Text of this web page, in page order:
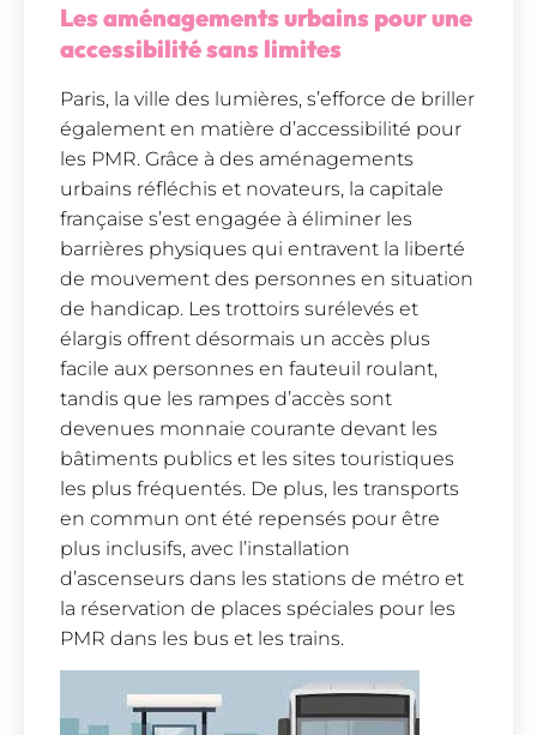
Les aménagements urbains pour une
accessibilité sans limites
Paris, la ville des lumières, s’efforce de briller
également en matière d’accessibilité pour
les PMR. Grâce à des aménagements
urbains réfléchis et novateurs, la capitale
française s’est engagée à éliminer les
barrières physiques qui entravent la liberté
de mouvement des personnes en situation
de handicap. Les trottoirs surélevés et
élargis offrent désormais un accès plus
facile aux personnes en fauteuil roulant,
tandis que les rampes d’accès sont
devenues monnaie courante devant les
bâtiments publics et les sites touristiques
les plus fréquentés. De plus, les transports
en commun ont été repensés pour être
plus inclusifs, avec l’installation
d’ascenseurs dans les stations de métro et
la réservation de places spéciales pour les
PMR dans les bus et les trains.